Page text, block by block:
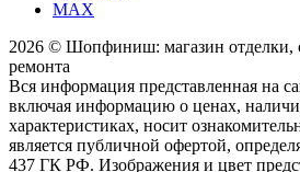
MAX
2026 © Шопфиниш: магазин отделки,
ремонта
Вся информация представленная на
включая информацию о ценах,
характеристиках, носит
является публичной офертой,
437 ГК РФ. Изображения и цвет